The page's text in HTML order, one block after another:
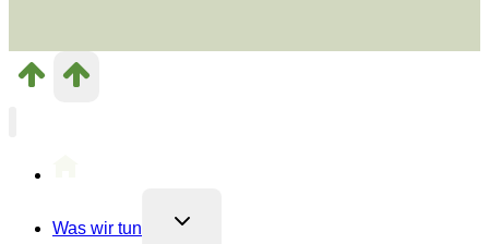
Was wir tun
Untermenü